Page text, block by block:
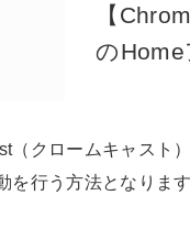
【
のHome
（クロームキャスト
を行う方法となります